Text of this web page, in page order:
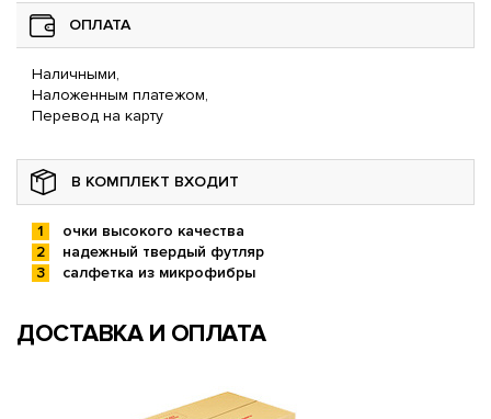
ОПЛАТА
Наличными,
Наложенным платежом,
Перевод на карту
В КОМПЛЕКТ ВХОДИТ
очки высокого качества
надежный твердый футляр
салфетка из микрофибры
ДОСТАВКА И ОПЛАТА